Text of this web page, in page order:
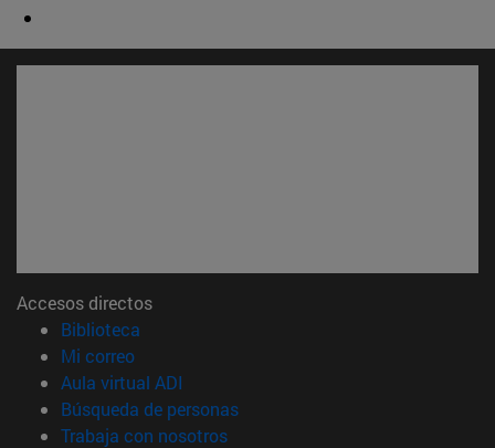
Accesos directos
Biblioteca
Mi correo(abre en nueva ventana)
Aula virtual ADI
Búsqueda de personas(abre en nueva ventana)
Trabaja con nosotros(abre en nueva ventana)